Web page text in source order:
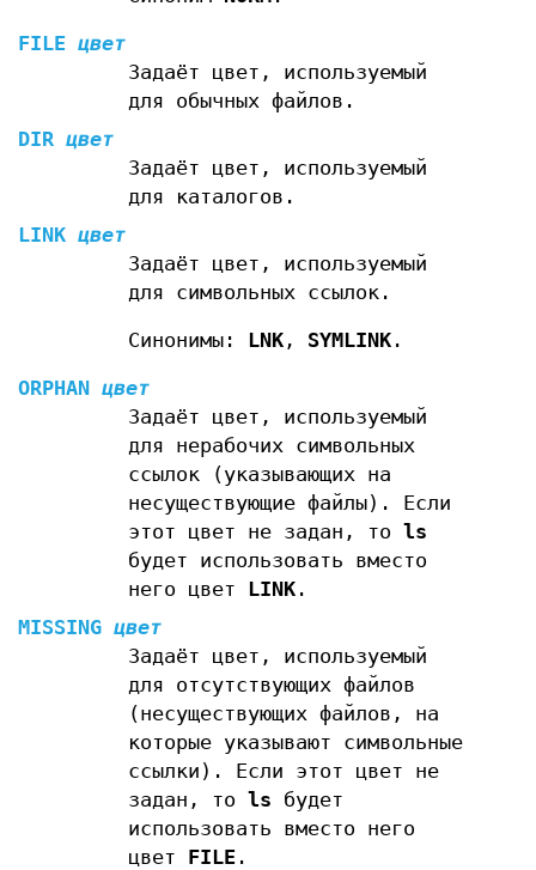
FILE цвет
Задаёт цвет, используемый
для обычных файлов.
DIR цвет
Задаёт цвет, используемый
для каталогов.
LINK цвет
Задаёт цвет, используемый
для символьных ссылок.
Синонимы: LNK, SYMLINK.
ORPHAN цвет
Задаёт цвет, используемый
для нерабочих символьных
ссылок (указывающих на
несуществующие файлы). Если
этот цвет не задан, то ls
будет использовать вместо
него цвет LINK.
MISSING цвет
Задаёт цвет, используемый
для отсутствующих файлов
(несуществующих файлов, на
которые указывают символьные
ссылки). Если этот цвет не
задан, то ls будет
использовать вместо него
цвет FILE.